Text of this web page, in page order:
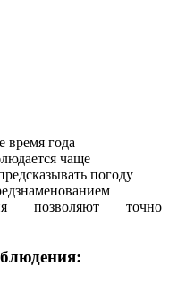
время года
чаще
погоду
позволяют точно